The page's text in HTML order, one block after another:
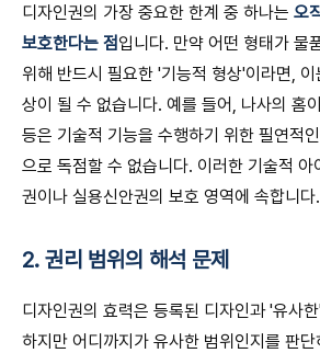
디자인권의 가장 중요한 한계 중 하나는 오
보호한다는 점 입니다. 만약 어떤 형태가 물
위해 반드시 필요한 '기능적 형상'이라면,
상이 될 수 없습니다. 예를 들어, 나사의 홈
등은 기술적 기능을 수행하기 위한 필연적
으로 독점할 수 없습니다. 이러한 기술적 아
권이나 실용신안권의 보호 영역에 속합니다.
2. 권리 범위의 해석 문제
디자인권의 효력은 등록된 디자인과 '유사
하지만 어디까지가 유사한 범위인지를 판